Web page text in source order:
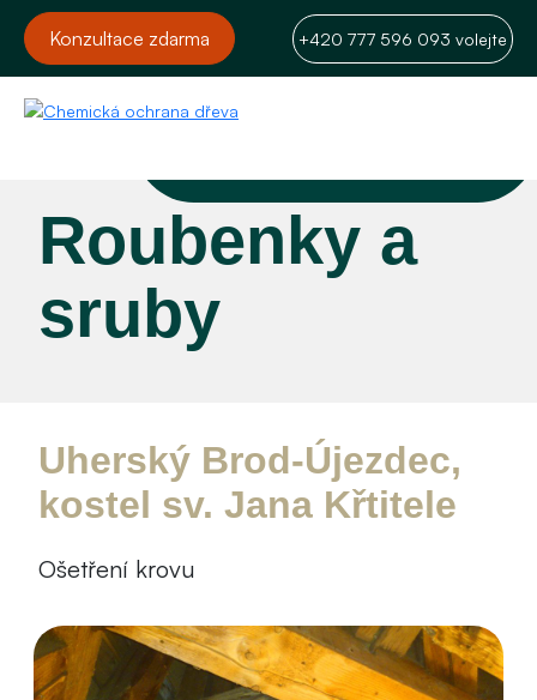
Konzultace zdarma +420 777 596 093 volejte
Roubenky a
sruby
Uherský Brod-Újezdec,
kostel sv. Jana Křtitele
Ošetření krovu